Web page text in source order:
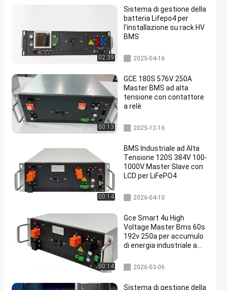
02:39
Sistema di gestione della
batteria Lifepo4 per
l'installazione su rack HV
BMS
Sistema di gestione della batt
eria
2025-04-16
00:13
GCE 180S 576V 250A
Master BMS ad alta
tensione con contattore
a relè
BMS dell'UPS
2025-12-16
00:14
BMS Industriale ad Alta
Tensione 120S 384V 100-
1000V Master Slave con
LCD per LiFePO4
bms ad alta tensione
2026-04-10
00:14
Gce Smart 4u High
Voltage Master Bms 60s
192v 250a per accumulo
di energia industriale a
bms ad alta tensione
2026-03-06
Sistema di gestione della